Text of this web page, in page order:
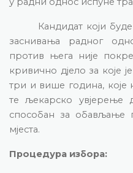
Кандидат који
заснивања радног
против њега није
кривично дјело за које
три и више година, које
те љекарско увјерење
способан за обављање
мјеста.
Процедура избора: